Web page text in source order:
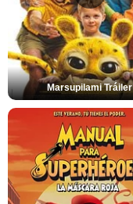
Marsupilami Tráiler